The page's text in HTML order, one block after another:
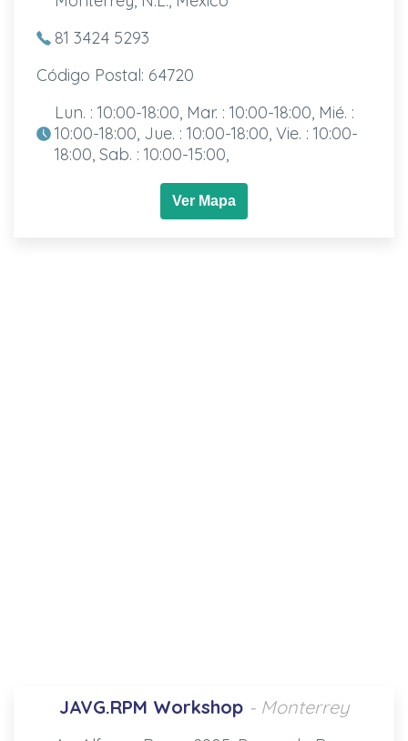
81 3424 5293
Código Postal: 64720
Lun. : 10:00-18:00, Mar. : 10:00-18:00, Mié. :
10:00-18:00, Jue. : 10:00-18:00, Vie. : 10:00-
18:00, Sab. : 10:00-15:00,
Ver Mapa
JAVG.RPM Workshop - Monterrey